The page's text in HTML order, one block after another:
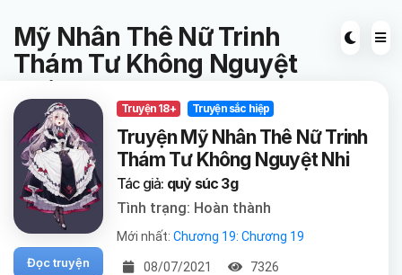
Mỹ Nhân Thê Nữ Trinh
Thám Tư Không Nguyệt
Nhi
Đọc truyện
Truyện 18+ Truyện sắc hiệp
Truyện Mỹ Nhân Thê Nữ Trinh
Thám Tư Không Nguyệt Nhi
Tác giả: quỷ súc 3g
Tình trạng: Hoàn thành
Mới nhất: Chương 19: Chương 19
08/07/2021 7326